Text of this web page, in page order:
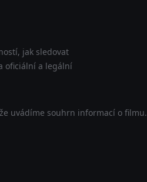
jak sledovat
oficiální a legální
uvádíme souhrn informací o filmu.